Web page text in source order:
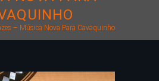
– Música Nova Para Cavaquinho